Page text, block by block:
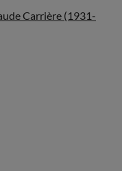
Carrière (1931-